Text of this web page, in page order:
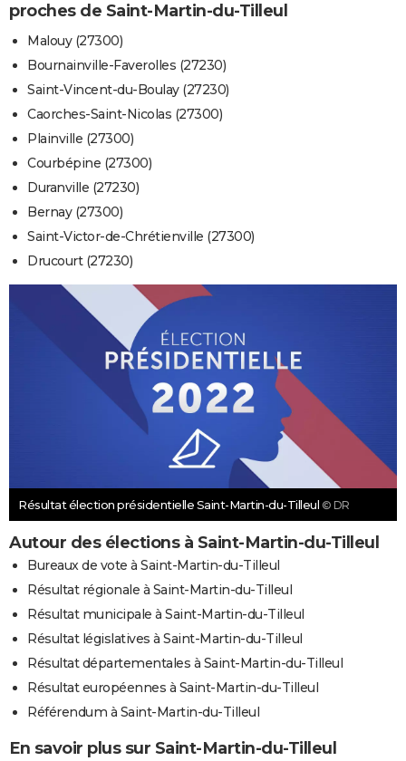
proches de Saint-Martin-du-Tilleul
Malouy (27300)
Bournainville-Faverolles (27230)
Saint-Vincent-du-Boulay (27230)
Caorches-Saint-Nicolas (27300)
Plainville (27300)
Courbépine (27300)
Duranville (27230)
Bernay (27300)
Saint-Victor-de-Chrétienville (27300)
Drucourt (27230)
Résultat élection présidentielle Saint-Martin-du-Tilleul © DR
Autour des élections à Saint-Martin-du-Tilleul
Bureaux de vote à Saint-Martin-du-Tilleul
Résultat régionale à Saint-Martin-du-Tilleul
Résultat municipale à Saint-Martin-du-Tilleul
Résultat législatives à Saint-Martin-du-Tilleul
Résultat départementales à Saint-Martin-du-Tilleul
Résultat européennes à Saint-Martin-du-Tilleul
Référendum à Saint-Martin-du-Tilleul
En savoir plus sur Saint-Martin-du-Tilleul